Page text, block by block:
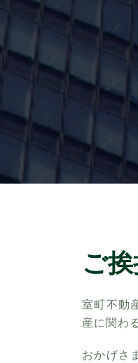
ご
室町不動
産に関わ
おかげさ